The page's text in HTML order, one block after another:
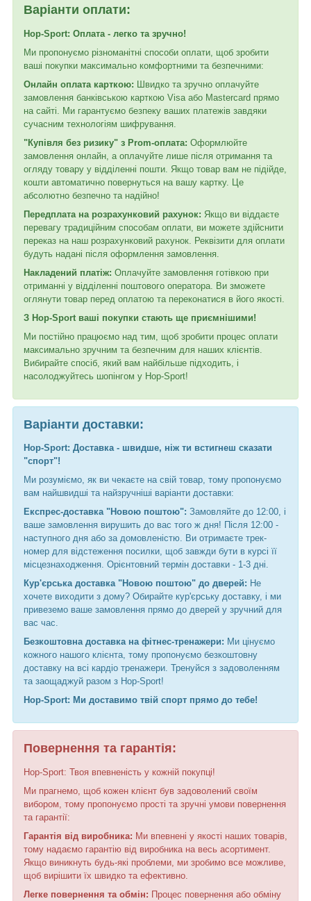
Варіанти оплати:
Hop-Sport: Оплата - легко та зручно!
Ми пропонуємо різноманітні способи оплати, щоб зробити
ваші покупки максимально комфортними та безпечними:
Онлайн оплата карткою: Швидко та зручно оплачуйте
замовлення банківською карткою Visa або Mastercard прямо
на сайті. Ми гарантуємо безпеку ваших платежів завдяки
сучасним технологіям шифрування.
"Купівля без ризику" з Prom-оплата: Оформлюйте
замовлення онлайн, а оплачуйте лише після отримання та
огляду товару у відділенні пошти. Якщо товар вам не підійде,
кошти автоматично повернуться на вашу картку. Це
абсолютно безпечно та надійно!
Передплата на розрахунковий рахунок: Якщо ви віддаєте
перевагу традиційним способам оплати, ви можете здійснити
переказ на наш розрахунковий рахунок. Реквізити для оплати
будуть надані після оформлення замовлення.
Накладений платіж: Оплачуйте замовлення готівкою при
отриманні у відділенні поштового оператора. Ви зможете
оглянути товар перед оплатою та переконатися в його якості.
З Hop-Sport ваші покупки стають ще приємнішими!
Ми постійно працюємо над тим, щоб зробити процес оплати
максимально зручним та безпечним для наших клієнтів.
Вибирайте спосіб, який вам найбільше підходить, і
насолоджуйтесь шопінгом у Hop-Sport!
Варіанти доставки:
Hop-Sport: Доставка - швидше, ніж ти встигнеш сказати
"спорт"!
Ми розуміємо, як ви чекаєте на свій товар, тому пропонуємо
вам найшвидші та найзручніші варіанти доставки:
Експрес-доставка "Новою поштою": Замовляйте до 12:00, і
ваше замовлення вирушить до вас того ж дня! Після 12:00 -
наступного дня або за домовленістю. Ви отримаєте трек-
номер для відстеження посилки, щоб завжди бути в курсі її
місцезнаходження. Орієнтовний термін доставки - 1-3 дні.
Кур'єрська доставка "Новою поштою" до дверей: Не
хочете виходити з дому? Обирайте кур'єрську доставку, і ми
привеземо ваше замовлення прямо до дверей у зручний для
вас час.
Безкоштовна доставка на фітнес-тренажери: Ми цінуємо
кожного нашого клієнта, тому пропонуємо безкоштовну
доставку на всі кардіо тренажери. Тренуйся з задоволенням
та заощаджуй разом з Hop-Sport!
Hop-Sport: Ми доставимо твій спорт прямо до тебе!
Повернення та гарантія:
Hop-Sport: Твоя впевненість у кожній покупці!
Ми прагнемо, щоб кожен клієнт був задоволений своїм
вибором, тому пропонуємо прості та зручні умови повернення
та гарантії:
Гарантія від виробника: Ми впевнені у якості наших товарів,
тому надаємо гарантію від виробника на весь асортимент.
Якщо виникнуть будь-які проблеми, ми зробимо все можливе,
щоб вирішити їх швидко та ефективно.
Легке повернення та обмін: Процес повернення або обміну